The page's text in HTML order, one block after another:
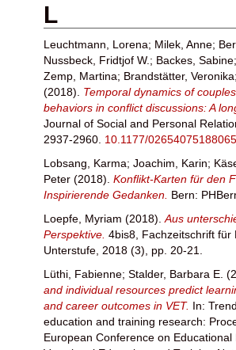
L
Leuchtmann, Lorena; Milek, Anne;
Nussbeck, Fridtjof W. ; Backes, Sabine;
Zemp, Martina; Brandstätter, Veronika;
(2018). Temporal dynamics of
behaviors in conflict discussions: A
Journal of Social and Personal
2937-2960. 10.1177/
Lobsang, Karma; Joachim, Karin;
Peter (2018). Konflikt-Karten für den
Inspirierende Gedanken. Bern:
Loepfe, Myriam (2018). Aus
Perspektive. 4bis8, Fachzeitschrift für
Unterstufe, 2018 (3), pp. 20-21.
Lüthi, Fabienne; Stalder, Barbara E.
and individual resources predict
and career outcomes in VET. In:
education and training research:
European Conference on Educational